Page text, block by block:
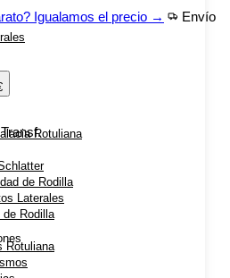
Rotuliana
de Rodilla
Laterales
de Rodilla
Rotuliana
Igualamos el precio →
Envío
Transf.